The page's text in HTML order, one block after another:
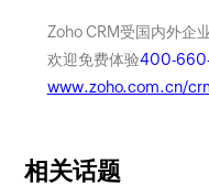
Zoho CRM受国内外企
欢迎免费体验400-
www.zoho.com.cn/
相关话题